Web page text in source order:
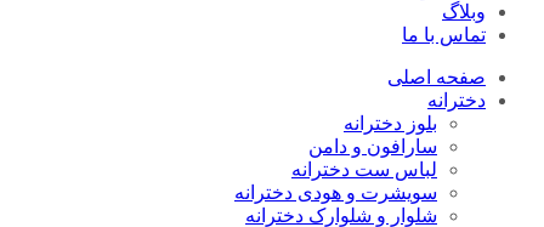
وبلاگ
تماس با ما
صفحه اصلی
دخترانه
بلوز دخترانه
سارافون و دامن
لباس ست دخترانه
سویشرت و هودی دخترانه
شلوار و شلوارک دخترانه